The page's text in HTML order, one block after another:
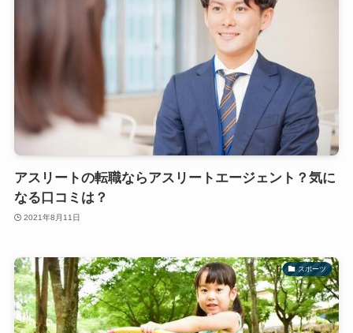
アスリートの転職ならアスリートエージェント？気に
なる口コミは？
2021年8月11日
スポーツ